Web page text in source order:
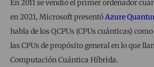
En 2011 se vendió el primer ordenador
en 2021, Microsoft presentó Azure
habla de los QCPUs (CPUs cuánticas)
las CPUs de propósito general en lo que
Computación Cuántica Híbrida.